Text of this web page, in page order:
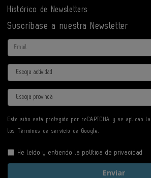
Histórico de Newsletters
Suscríbase a nuestra Newsletter
Email
Actividad
Provincia
Este sitio está protegido por reCAPTCHA y se aplican la
los Términos de servicio de Google.
He leído y entiendo lapolítica de privacidad
Enviar